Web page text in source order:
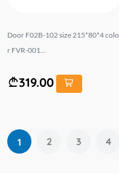
Door F02B-102 size 215*80*4 colo
r FVR-001...
319.00
1 2 3 4